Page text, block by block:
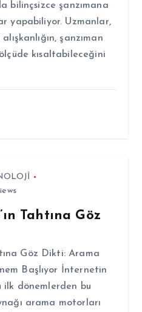
bilinçsizce şanzımana
yapabiliyor. Uzmanlar,
şanzıman
kısaltabileceğini
Tahtına Göz
Göz Dikti: Arama
Başlıyor İnternetin
ilk dönemlerden bu
arama motorları